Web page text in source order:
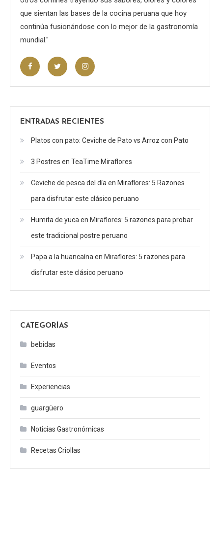
que sientan las bases de la cocina peruana que hoy
continúa fusionándose con lo mejor de la gastronomía
mundial."
ENTRADAS RECIENTES
Platos con pato: Ceviche de Pato vs Arroz con Pato
3 Postres en TeaTime Miraflores
Ceviche de pesca del día en Miraflores: 5 Razones
para disfrutar este clásico peruano
Humita de yuca en Miraflores: 5 razones para probar
este tradicional postre peruano
Papa a la huancaína en Miraflores: 5 razones para
disfrutar este clásico peruano
CATEGORÍAS
bebidas
Eventos
Experiencias
guargüero
Noticias Gastronómicas
Recetas Criollas